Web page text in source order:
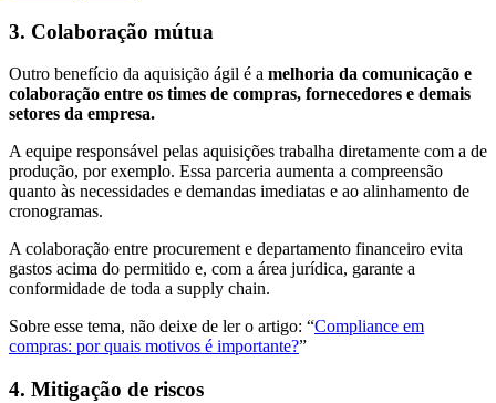
3. Colaboração mútua
Outro benefício da aquisição ágil é a melhoria da comunicação e
colaboração entre os times de compras, fornecedores e demais
setores da empresa.
A equipe responsável pelas aquisições trabalha diretamente com a de
produção, por exemplo. Essa parceria aumenta a compreensão
quanto às necessidades e demandas imediatas e ao alinhamento de
cronogramas.
A colaboração entre procurement e departamento financeiro evita
gastos acima do permitido e, com a área jurídica, garante a
conformidade de toda a supply chain.
Sobre esse tema, não deixe de ler o artigo: “Compliance em
compras: por quais motivos é importante?”
4. Mitigação de riscos